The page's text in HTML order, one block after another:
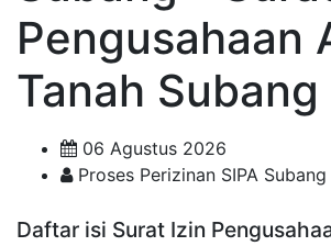
Pengusahaan
Tanah Subang
06 Agustus 2026
Proses Perizinan SIPA Subang
Daftar isi Surat Izin